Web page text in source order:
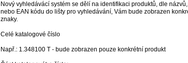
Nový vyhledávácí systém se dělí na identifikaci produktů, dle
nebo EAN kódu do lišty pro vyhledávání, Vám bude zobrazen
znaky.
Celé katalogové číslo
Např.: 1.348100 T - bude zobrazen pouze konkrétní produkt